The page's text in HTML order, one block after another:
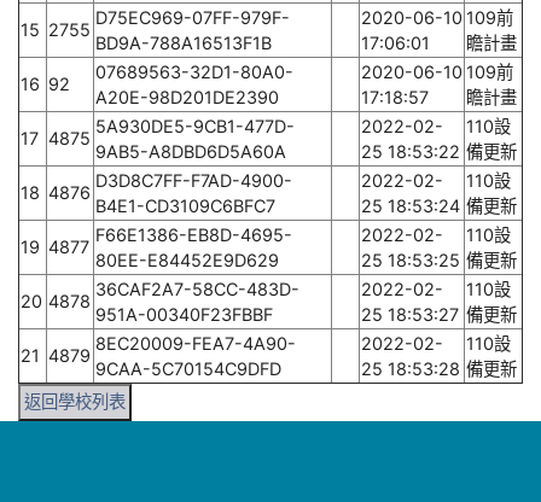
15 2755
D75EC969-07FF-979F-
BD9A-788A16513F1B
2020-06-10
17:06:01
109前
瞻計畫
16 92
07689563-32D1-80A0-
A20E-98D201DE2390
2020-06-10
17:18:57
109前
瞻計畫
17 4875
5A930DE5-9CB1-477D-
9AB5-A8DBD6D5A60A
2022-02-
25 18:53:22
110設
備更新
18 4876
D3D8C7FF-F7AD-4900-
B4E1-CD3109C6BFC7
2022-02-
25 18:53:24
110設
備更新
19 4877
F66E1386-EB8D-4695-
80EE-E84452E9D629
2022-02-
25 18:53:25
110設
備更新
20 4878
36CAF2A7-58CC-483D-
951A-00340F23FBBF
2022-02-
25 18:53:27
110設
備更新
21 4879
8EC20009-FEA7-4A90-
9CAA-5C70154C9DFD
2022-02-
25 18:53:28
110設
備更新
返回學校列表